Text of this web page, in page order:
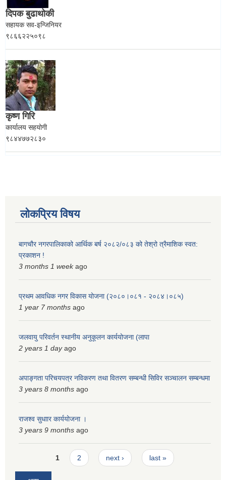
दिपक बुढाथोकी
सहायक सव-इन्जिनियर
९८६६२२५०९८
कृष्ण गिरि
कार्यालय सहयोगी
९८४४७७२८३०
लोकप्रिय विषय
बागचौर नगरपालिकाको आर्थिक बर्ष २०८२/०८३ को तेश्रो त्रैमाशिक स्वत:
प्रकाशन !
3 months 1 weekago
प्रथम आवधिक नगर विकास योजना (२०८०।०८१ - २०८४।०८५)
1 year 7 months ago
जलवायु परिवर्तन स्थानीय अनुकूलन कार्ययोजना (लापा
2 years 1 dayago
अपाङ्गता परिचयपत्र नविकरण तथा वितरण सम्बन्धी सिविर सञ्चालन सम्बन्धमा
3 years 8 months ago
राजश्व सुधाार कार्ययोजना ।
3 years 9 months ago
Pages1 2 next › last »